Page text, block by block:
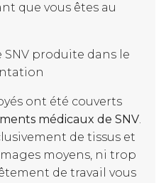
que vous êtes au
produite dans le
ont été couverts
médicaux de SNV.
de tissus et
moyens, ni trop
de travail vous